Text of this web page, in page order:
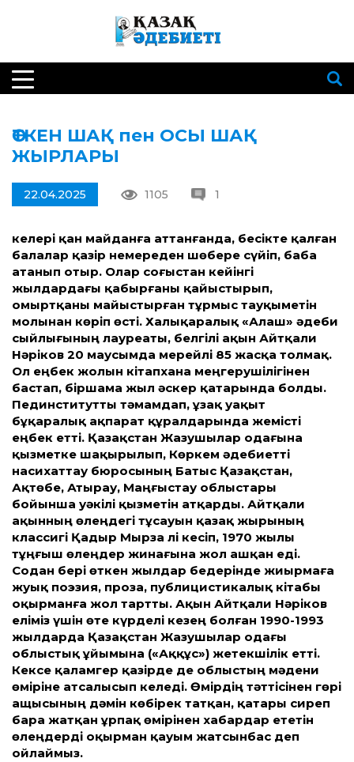
ӨТКЕН ШАҚ пен ОСЫ ШАҚ
ЖЫРЛАРЫ
22.04.2025 1105 1
Әкелері қан майданға ат­танғанда, бесікте қалған
балалар қазір немереден шөбере сүйіп, баба
атанып отыр. Олар соғыстан кейінгі
жылдардағы қабырғаны қайыстырып,
омыртқаны майыстырған тұрмыс тауқыметін
молынан көріп өсті. Халықаралық «Алаш» әдеби
сыйлығының лауреаты, белгілі ақын Айтқали
Нәріков 20 маусымда мерейлі 85 жасқа толмақ.
Ол еңбек жолын кітапхана меңгерушілігінен
бастап, біршама жыл әскер қатарында болды.
Пединститут­ты тәмамдап, ұзақ уақыт
бұқаралық ақпарат құралдарында жемісті
еңбек ет­ті. Қазақстан Жазушылар одағына
қызметке шақырылып, Көркем әдебиет­ті
насихат­тау бюросының Батыс Қазақстан,
Ақтөбе, Атырау, Маңғыстау облыстары
бойынша уәкілі қызметін атқарды. Айтқали
ақынның өлеңдегі тұсауын қазақ жырының
классигі Қадыр Мырза Әлі кесіп, 1970 жылы
тұңғыш өлеңдер жинағына жол ашқан еді.
Содан бері өткен жылдар бедерінде жиырмаға
жуық поэзия, проза, публицистикалық кітабы
оқырманға жол тарт­ты. Ақын Айтқали Нәріков
еліміз үшін өте күрделі кезең болған 1990-1993
жылдарда Қазақстан Жазушылар одағы
облыстық ұйымына («Аққұс») жетекшілік ет­ті.
Кексе қаламгер қазірде де облыстың мәдени
өміріне атсалысып келеді. Өмірдің тәт­тісінен гөрі
ащысының дәмін көбірек татқан, қатары сиреп
бара жатқан ұрпақ өмірінен хабардар ететін
өлеңдерді оқырман қауым жатсынбас деп
ойлаймыз.